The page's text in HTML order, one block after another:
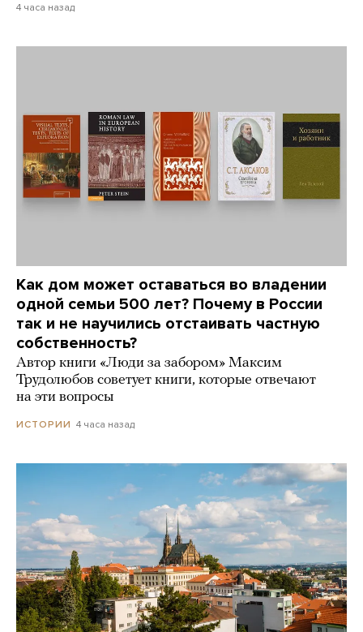
4 часа назад
Как дом может оставаться во владении
одной семьи 500 лет? Почему в России
так и не научились отстаивать частную
собственность?
Автор книги «Люди за забором» Максим
Трудолюбов советует книги, которые отвечают
на эти вопросы
ИСТОРИИ 4 часа назад